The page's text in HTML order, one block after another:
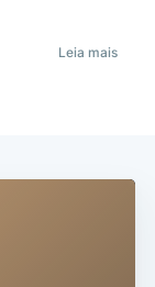
Leia mais